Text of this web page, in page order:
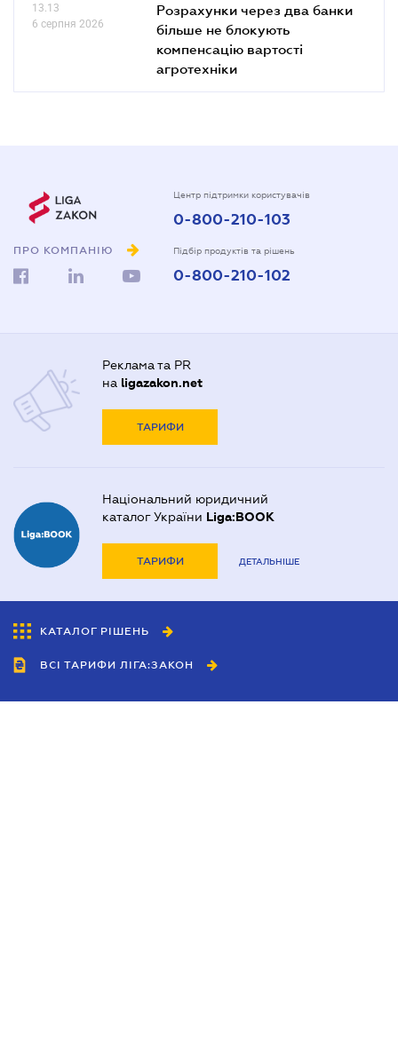
13.13
6 серпня 2026
Розрахунки через два банки
більше не блокують
компенсацію вартості
агротехніки
ПРО КОМПАНІЮ
Центр підтримки користувачів
0-800-210-103
Підбір продуктів та рішень
0-800-210-102
Реклама та PR
на ligazakon.net
ТАРИФИ
Національний юридичний
каталог України Liga:BOOK
ТАРИФИ ДЕТАЛЬНІШЕ
КАТАЛОГ РІШЕНЬ
ВСІ ТАРИФИ ЛІГА:ЗАКОН